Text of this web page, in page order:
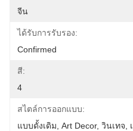
จีน
ได้รับการรับรอง:
Confirmed
สี:
4
สไตล์การออกแบบ:
แบบดั้งเดิม, Art Decor, วินเทจ,